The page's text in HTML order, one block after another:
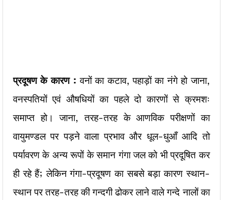
प्रदूषण के कारण : वनों का कटाव, पहाड़ों का नंगे हो जाना,
वनस्पतियों एवं औषधियों का पहले दो कारणों से क्रमशः
समाप्त हो। जाना, तरह-तरह के आणविक परीक्षणों का
वायुमण्डल पर पड़ने वाला प्रभाव और धूल-धुआँ आदि तो
पर्यावरण के अन्य रूपों के समान गंगा जल को भी प्रदूषित कर
ही रहे हैं; लेकिन गंगा-प्रदूषण का सबसे बड़ा कारण स्थान-
स्थान पर तरह-तरह की गन्दगी ढोकर लाने वाले गन्दे नालों का